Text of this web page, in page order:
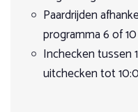
hetzelfde niveau, met een
Niet-ruiters en honden
27 28 29
Paardrijden
programma 6 of
Inchecken tussen
uitchecken tot